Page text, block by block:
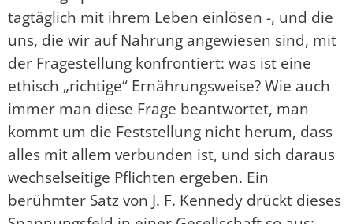
tagtäglich mit ihrem Leben einlösen -, und die
uns, die wir auf Nahrung angewiesen sind, mit
der Fragestellung konfrontiert: was ist eine
ethisch „richtige“ Ernährungsweise? Wie auch
immer man diese Frage beantwortet, man
kommt um die Feststellung nicht herum, dass
alles mit allem verbunden ist, und sich daraus
wechselseitige Pflichten ergeben. Ein
berühmter Satz von J. F. Kennedy drückt dieses